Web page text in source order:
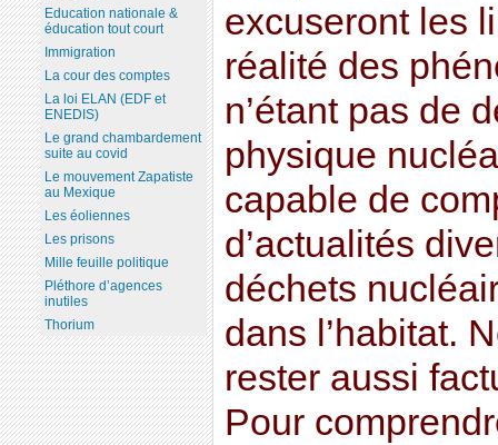
excuseront les
réalité des
n’étant pas de
physique
capable de
d’actualités
déchets
dans l’habitat.
rester aussi
Pour
Education nationale &
éducation tout court
Immigration
La cour des comptes
La loi ELAN (EDF et
ENEDIS)
Le grand chambardement
suite au covid
Le mouvement Zapatiste
au Mexique
Les éoliennes
Les prisons
Mille feuille politique
Pléthore d’agences
inutiles
Thorium